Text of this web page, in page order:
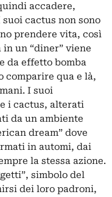
accadere,
cactus non sono
prendere vita, così
un “diner” viene
da effetto bomba
comparire qua e là,
I suoi
i cactus, alterati
da un ambiente
dream” dove
in automi, dai
la stessa azione.
simbolo del
dei loro padroni,